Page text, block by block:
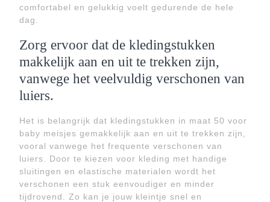
comfortabel en gelukkig voelt gedurende de hele
dag.
Zorg ervoor dat de kledingstukken
makkelijk aan en uit te trekken zijn,
vanwege het veelvuldig verschonen van
luiers.
Het is belangrijk dat kledingstukken in maat 50 voor
baby meisjes gemakkelijk aan en uit te trekken zijn,
vooral vanwege het frequente verschonen van
luiers. Door te kiezen voor kleding met handige
sluitingen en elastische materialen wordt het
verschonen een stuk eenvoudiger en minder
tijdrovend. Zo kan je jouw kleintje snel en